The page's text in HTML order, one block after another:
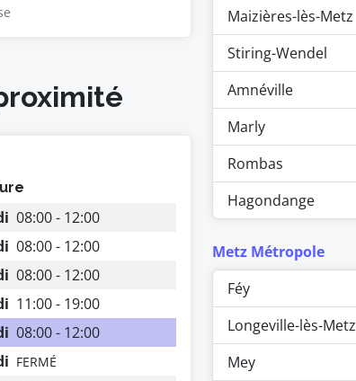
08:00 - 12:00
08:00 - 12:00
08:00 - 12:00
11:00 - 19:00
08:00 - 12:00
FERMÉ
Maizières-lès-Metz
Stiring-Wendel
Amnéville
Marly
Rombas
Hagondange
Metz Métropole
Féy
Longeville-lès-Metz
Mey